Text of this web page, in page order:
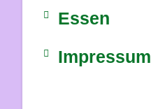
Essen
Impressum